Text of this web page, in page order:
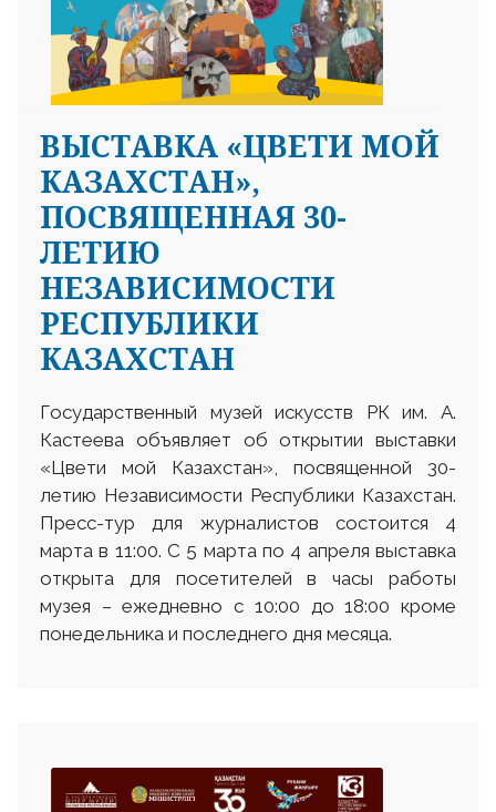
ВЫСТАВКА «ЦВЕТИ МОЙ
КАЗАХСТАН»,
ПОСВЯЩЕННАЯ 30-
ЛЕТИЮ
НЕЗАВИСИМОСТИ
РЕСПУБЛИКИ
КАЗАХСТАН
Государственный музей искусств РК им. А.
Кастеева объявляет об открытии выставки
«Цвети мой Казахстан», посвященной 30-
летию Независимости Республики Казахстан.
Пресс-тур для журналистов состоится 4
марта в 11:00. С 5 марта по 4 апреля выставка
открыта для посетителей в часы работы
музея – ежедневно с 10:00 до 18:00 кроме
понедельника и последнего дня месяца.